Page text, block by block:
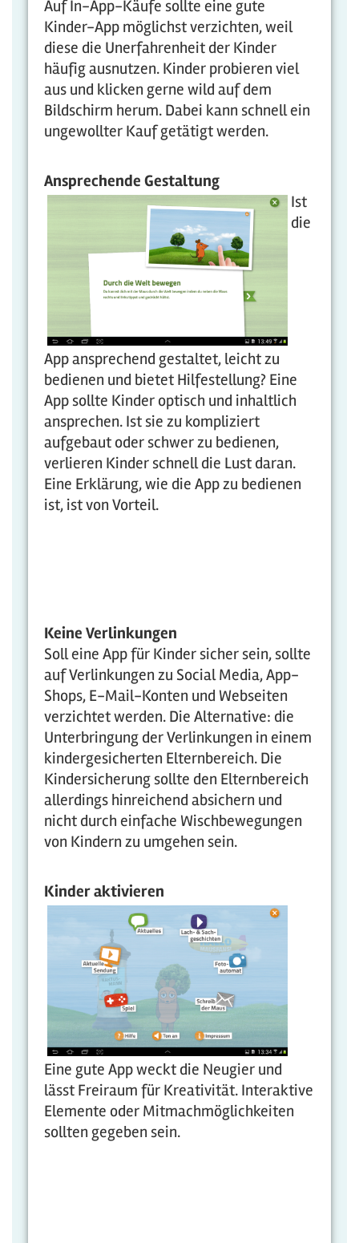
Auf In-App-Käufe sollte eine gute
Kinder-App möglichst verzichten, weil
diese die Unerfahrenheit der Kinder
häufig ausnutzen. Kinder probieren viel
aus und klicken gerne wild auf dem
Bildschirm herum. Dabei kann schnell ein
ungewollter Kauf getätigt werden.
Ansprechende Gestaltung
Ist
die
App ansprechend gestaltet, leicht zu
bedienen und bietet Hilfestellung? Eine
App sollte Kinder optisch und inhaltlich
ansprechen. Ist sie zu kompliziert
aufgebaut oder schwer zu bedienen,
verlieren Kinder schnell die Lust daran.
Eine Erklärung, wie die App zu bedienen
ist, ist von Vorteil.
Keine Verlinkungen
Soll eine App für Kinder sicher sein, sollte
auf Verlinkungen zu Social Media, App-
Shops, E-Mail-Konten und Webseiten
verzichtet werden. Die Alternative: die
Unterbringung der Verlinkungen in einem
kindergesicherten Elternbereich. Die
Kindersicherung sollte den Elternbereich
allerdings hinreichend absichern und
nicht durch einfache Wischbewegungen
von Kindern zu umgehen sein.
Kinderaktivieren
Eine gute App weckt die Neugier und
lässt Freiraum für Kreativität. Interaktive
Elemente oder Mitmachmöglichkeiten
sollten gegeben sein.